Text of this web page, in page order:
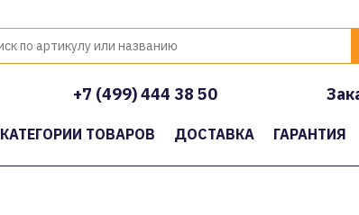
+7 (499) 444 38 50
КАТЕГОРИИ ТОВАРОВ ДОСТАВКА ГАРАНТИЯ